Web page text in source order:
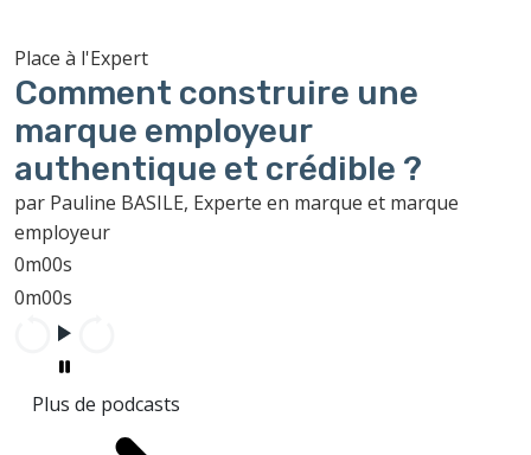
Place à l'Expert
Comment construire une
marque employeur
authentique et crédible ?
par Pauline BASILE, Experte en marque et marque
employeur
0m00s
0m00s
Plus de podcasts